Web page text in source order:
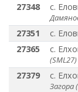
27348 с.
27351 с.
27365 с.
(SML27)
27379 с.
Загора